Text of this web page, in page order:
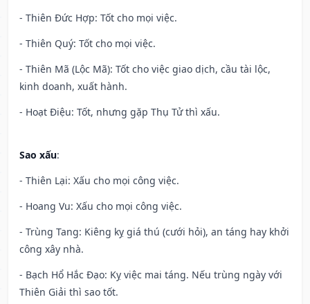
- Thiên Đức Hợp: Tốt cho mọi việc.
- Thiên Quý: Tốt cho mọi việc.
- Thiên Mã (Lộc Mã): Tốt cho việc giao dịch, cầu tài lộc,
kinh doanh, xuất hành.
- Hoạt Điệu: Tốt, nhưng gặp Thụ Tử thì xấu.
Sao xấu:
- Thiên Lại: Xấu cho mọi công việc.
- Hoang Vu: Xấu cho mọi công việc.
- Trùng Tang: Kiêng kỵ giá thú (cưới hỏi), an táng hay khởi
công xây nhà.
- Bạch Hổ Hắc Đạo: Kỵ việc mai táng. Nếu trùng ngày với
Thiên Giải thì sao tốt.